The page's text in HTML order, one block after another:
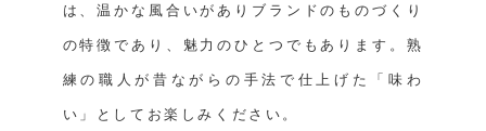
は、温かな風合いがありブランドのものづくり
の特徴であり、魅力のひとつでもあります。熟
練の職人が昔ながらの手法で仕上げた「味わ
い」としてお楽しみください。